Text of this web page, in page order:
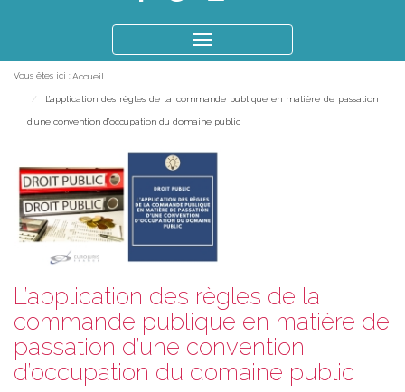
le
Vous êtes ici : Accueil
L’application des règles de la commande publique en matière de passation
d’une convention d’occupation du domaine public
L’application des règles de la
commande publique en matière de
passation d’une convention
d’occupation du domaine public